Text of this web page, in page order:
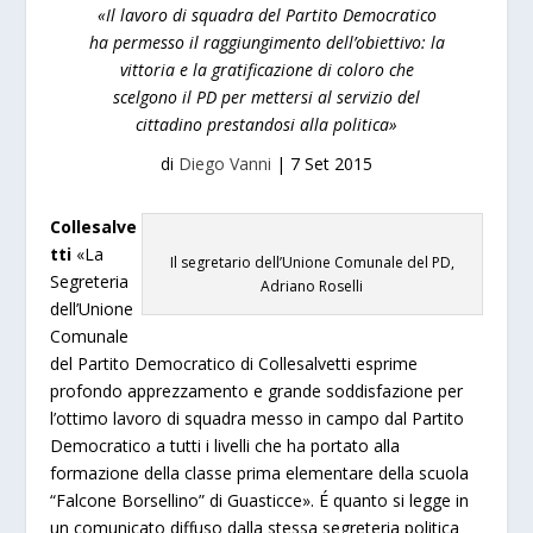
«Il lavoro di squadra del Partito Democratico
ha permesso il raggiungimento dell’obiettivo: la
vittoria e la gratificazione di coloro che
scelgono il PD per mettersi al servizio del
cittadino prestandosi alla politica»
di Diego Vanni | 7 Set 2015
Il segretario dell’Unione Comunale del PD,
Adriano Roselli
Collesalve
tti «La
Segreteria
dell’Unione
Comunale
del Partito Democratico di Collesalvetti esprime
profondo apprezzamento e grande soddisfazione per
l’ottimo lavoro di squadra messo in campo dal Partito
Democratico a tutti i livelli che ha portato alla
formazione della classe prima elementare della scuola
“Falcone Borsellino” di Guasticce». É quanto si legge in
un comunicato diffuso dalla stessa segreteria politica